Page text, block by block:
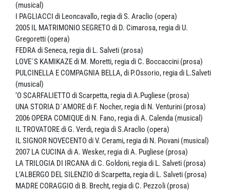
(musical)
I PAGLIACCI di Leoncavallo, regia di S. Araclio (opera)
2005 IL MATRIMONIO SEGRETO di D. Cimarosa, regia di U.
Gregoretti (opera)
FEDRA di Seneca, regia di L. Salveti (prosa)
LOVE´S KAMIKAZE di M. Moretti, regia di C. Boccaccini (prosa)
PULCINELLA E COMPAGNIA BELLA, di P.Ossorio, regia di L.Salveti
(musical)
‘O SCARFALIETTO di Scarpetta, regia di A.Pugliese (prosa)
UNA STORIA D´AMORE di F. Nocher, regia di N. Venturini (prosa)
2006 OPERA COMIQUE di N. Fano, regia di A. Calenda (musical)
IL TROVATORE di G. Verdi, regia di S.Araclio (opera)
IL SIGNOR NOVECENTO di V. Cerami, regia di N. Piovani (musical)
2007 LA CUCINA di A. Wesker, regia di A. Pugliese (prosa)
LA TRILOGIA DI IRCANA di C. Goldoni, regia di L. Salveti (prosa)
L’ALBERGO DEL SILENZIO di Scarpetta, regia di L. Salveti (prosa)
MADRE CORAGGIO di B. Brecht, regia di C. Pezzoli (prosa)